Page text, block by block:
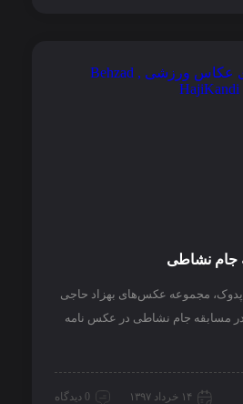
جام نشاطی
پدوک، مجموعه عکس‌های بهزاد حاجی
مسابقه جام نشاطی در عکس نامه
۱۴ خرداد ۱۳۹۷ 0 دیدگاه